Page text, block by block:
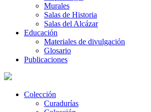
Murales
Salas de Historia
Salas del Alcázar
Educación
Materiales de divulgación
Glosario
Publicaciones
Colección
Curadurías